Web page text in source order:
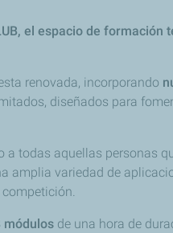
el espacio de formación
renovada, incorporando
diseñados para
a todas aquellas personas
amplia variedad de
módulos de una hora de